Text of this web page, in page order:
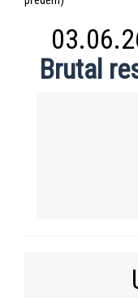
Brutal